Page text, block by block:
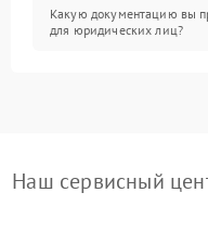
Какую документацию вы
для юридических лиц?
Наш сервисный